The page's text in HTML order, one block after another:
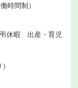
時間制）
休暇 出産・育児